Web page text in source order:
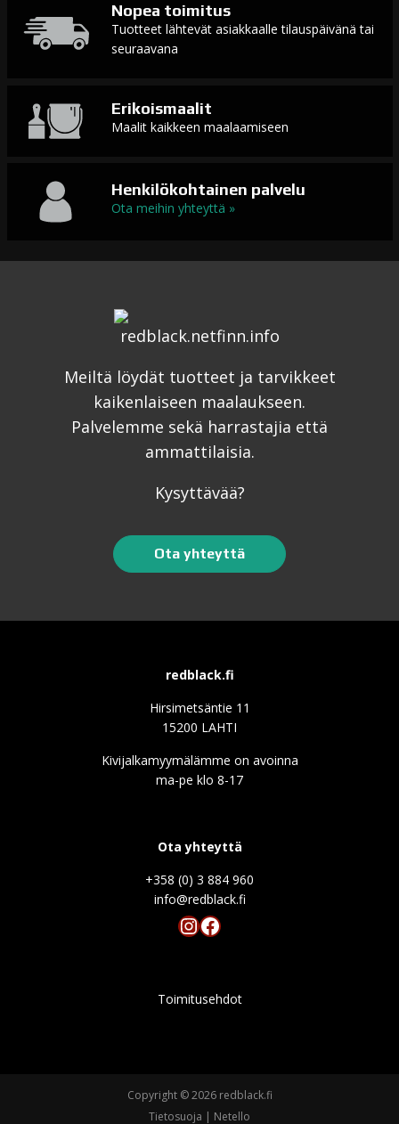
Nopea toimitus
Tuotteet lähtevät asiakkaalle tilauspäivänä tai
seuraavana
Erikoismaalit
Maalit kaikkeen maalaamiseen
Henkilökohtainen palvelu
Ota meihin yhteyttä »
Meiltä löydät tuotteet ja tarvikkeet
kaikenlaiseen maalaukseen.
Palvelemme sekä harrastajia että
ammattilaisia.
Kysyttävää?
Ota yhteyttä
redblack.fi
Hirsimetsäntie 11
15200 LAHTI
Kivijalkamyymälämme on avoinna
ma-pe klo 8-17
Ota yhteyttä
+358 (0) 3 884 960
info@redblack.f
Instagram
Facebook
Toimitusehdot
Copyright © 2026 redblack.fi
Tietosuoja | Netello